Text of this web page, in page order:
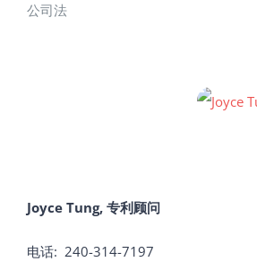
公司法
Joyce Tung, 专利顾问
电话: 240-314-7197